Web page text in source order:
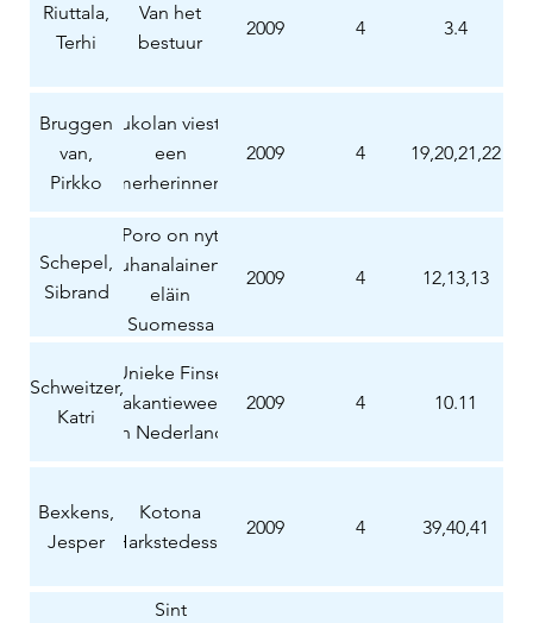
Riuttala,
Terhi
Van het
bestuur
2009 4 3.4
Bruggen
van,
Pirkko
Jukolan viesti,
een
zomerherinnering
2009 4 19,20,21,22
Schepel,
Sibrand
Poro on nyt
uhanalainen
eläin
Suomessa
2009 4 12,13,13
Schweitzer,
Katri
Unieke Finse
vakantieweek
in Nederland
2009 4 10.11
Bexkens,
Jesper
Kotona
Harkstedessa
2009 4 39,40,41
Sint